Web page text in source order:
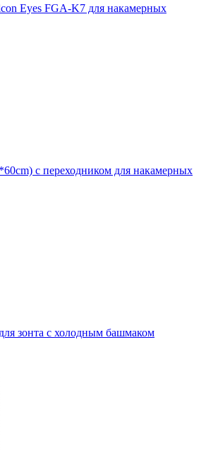
Eyes FGA-K7 для накамерных
с переходником для накамерных
зонта с холодным башмаком